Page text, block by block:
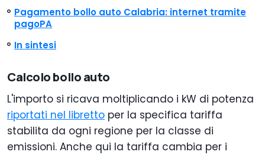
Pagamento bollo auto Calabria: internet tramite
pagoPA
In sintesi
Calcolo bollo auto
L'importo si ricava moltiplicando i kW di potenza
riportati nel libretto per la specifica tariffa
stabilita da ogni regione per la classe di
emissioni. Anche qui la tariffa cambia per i